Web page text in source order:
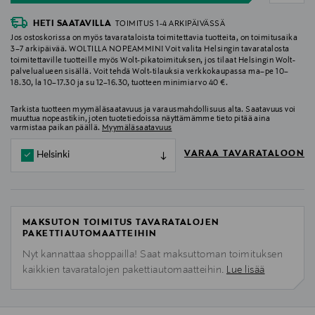
HETI SAATAVILLA TOIMITUS 1-4 ARKIPÄIVÄSSÄ
Jos ostoskorissa on myös tavarataloista toimitettavia tuotteita, on toimitusaika
3–7 arkipäivää. WOLTILLA NOPEAMMIN! Voit valita Helsingin tavaratalosta
toimitettaville tuotteille myös Wolt-pikatoimituksen, jos tilaat Helsingin Wolt-
palvelualueen sisällä. Voit tehdä Wolt-tilauksia verkkokaupassa ma–pe 10–
18.30, la 10–17.30 ja su 12–16.30, tuotteen minimiarvo 40 €.
Tarkista tuotteen myymäläsaatavuus ja varausmahdollisuus alta. Saatavuus voi
muuttua nopeastikin, joten tuotetiedoissa näyttämämme tieto pitää aina
varmistaa paikan päällä. Myymäläsaatavuus
Helsinki VARAA TAVARATALOON
MAKSUTON TOIMITUS TAVARATALOJEN
PAKETTIAUTOMAATTEIHIN
Nyt kannattaa shoppailla! Saat maksuttoman toimituksen
kaikkien tavaratalojen pakettiautomaatteihin. Lue lisää